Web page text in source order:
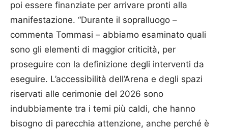
poi essere finanziate per arrivare pronti alla
manifestazione. “Durante il sopralluogo –
commenta Tommasi – abbiamo esaminato quali
sono gli elementi di maggior criticità, per
proseguire con la definizione degli interventi da
eseguire. L’accessibilità dell’Arena e degli spazi
riservati alle cerimonie del 2026 sono
indubbiamente tra i temi più caldi, che hanno
bisogno di parecchia attenzione, anche perché è